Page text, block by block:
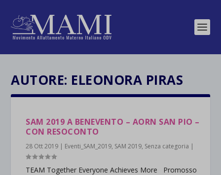
AUTORE: ELEONORA PIRAS
SAM 2019 A BENEVENTO – AORN SAN PIO –
CON RESOCONTO
28 Ott 2019 | Eventi_SAM_2019, SAM 2019, Senza categoria |
TEAM Together Everyone Achieves More Promosso